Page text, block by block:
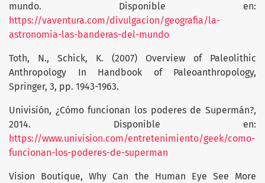
mundo. Disponible en:
https://vaventura.com/divulgacion/geografia/la-
astronomia-las-banderas-del-mundo
Toth, N., Schick, K. (2007) Overview of Paleolithic
Anthropology In Handbook of Paleoanthropology,
Springer, 3, pp. 1943-1963.
Univisión, ¿Cómo funcionan los poderes de Supermán?,
2014. Disponible en:
https://www.univision.com/entretenimiento/geek/como-
funcionan-los-poderes-de-superman
Vision Boutique, Why Can the Human Eye See More